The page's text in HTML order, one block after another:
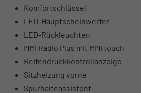
Komfortschlüssel
LED-Hauptscheinwerfer
LED-Rückleuchten
MMI Radio Plus mit MMI touch
Reifendruckkontrollanzeige
Sitzheizung vorne
Spurhalteassistent